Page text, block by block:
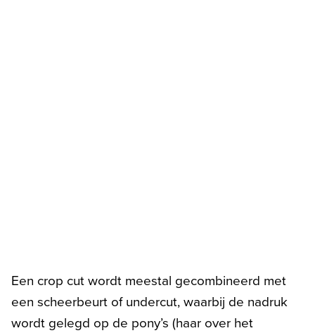
Een crop cut wordt meestal gecombineerd met
een scheerbeurt of undercut, waarbij de nadruk
wordt gelegd op de pony’s (haar over het